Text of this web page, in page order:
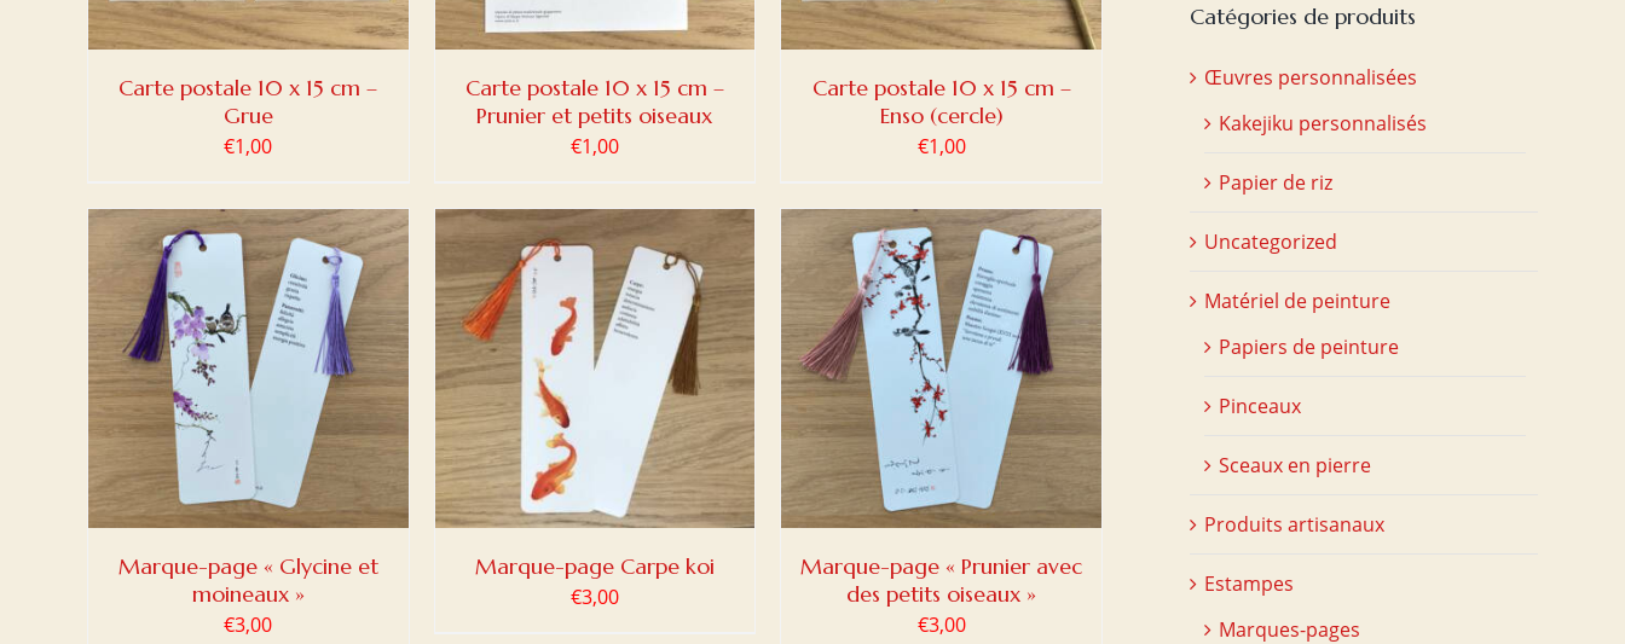
Carte postale 10 x 15 cm –
Grue
€1,00
Carte postale 10 x 15 cm –
Prunier et petits oiseaux
€1,00
Carte postale 10 x 15 cm –
Enso (cercle)
€1,00
Marque-page « Glycine et
moineaux »
€3,00
AJOUTER AU PANIER / DETAILS
Marque-page Carpe koi
€3,00
AJOUTER AU PANIER / DETAILS
Marque-page « Prunier avec
des petits oiseaux »
€3,00
Catégories de produits
Œuvres personnalisées
Kakejiku personnalisés
Papier de riz
Uncategorized
Matériel de peinture
Papiers de peinture
Pinceaux
Sceaux en pierre
Produits artisanaux
Estampes
Marques-pages